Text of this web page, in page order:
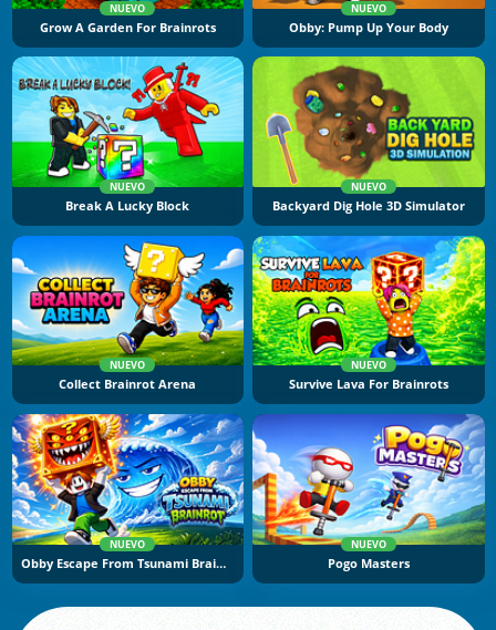
NUEVO
Grow A Garden For Brainrots
NUEVO
Obby: Pump Up Your Body
NUEVO
Break A Lucky Block
NUEVO
Backyard Dig Hole 3D Simulator
NUEVO
Collect Brainrot Arena
NUEVO
Survive Lava For Brainrots
NUEVO
Obby Escape From Tsunami Brainrot
NUEVO
Pogo Masters